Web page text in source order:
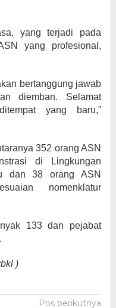
yang terjadi pada
yang profesional,
bertanggung jawab
diemban. Selamat
yang baru,”
352 orang ASN
di Lingkungan
dan 38 orang ASN
nomenklatur
133 dan pejabat
)
Pos berikutnya